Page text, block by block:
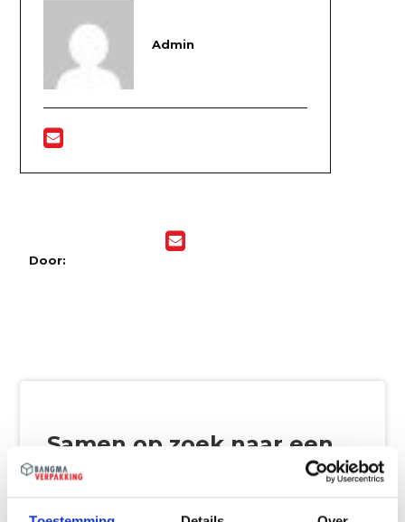
Admin
Door:
Samen op zoek naar een
passende verpakking?